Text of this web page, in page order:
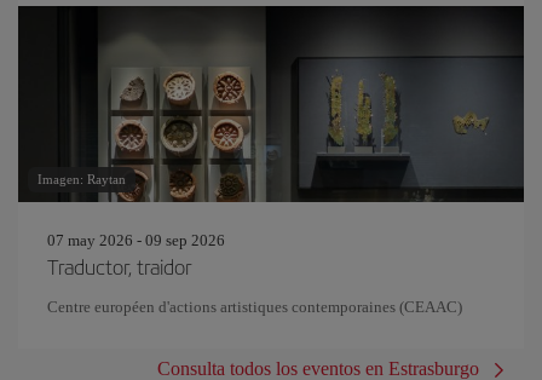
Imagen: Raytan
07 may 2026 - 09 sep 2026
Traductor, traidor
Centre européen d'actions artistiques contemporaines (CEAAC)
Consulta todos los eventos en Estrasburgo